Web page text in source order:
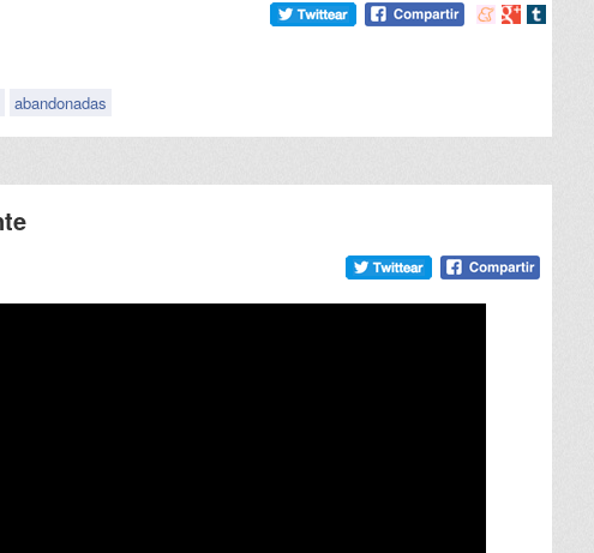
Compartir
Compartir
Compartir
abandonadas